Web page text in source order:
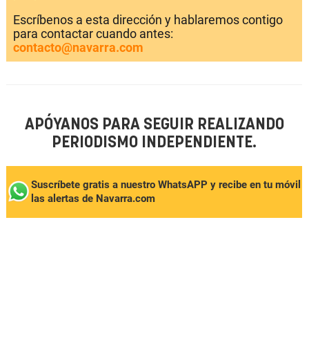
Escríbenos a esta dirección y hablaremos contigo
para contactar cuando antes:
contacto@navarra.com
APÓYANOS PARA SEGUIR REALIZANDO
PERIODISMO INDEPENDIENTE.
Suscríbete gratis a nuestro WhatsAPP y recibe en tu móvil
las alertas de Navarra.com